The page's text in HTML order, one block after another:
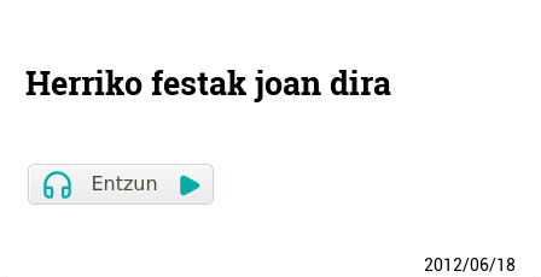
Herriko festak joan dira
2012/06/18